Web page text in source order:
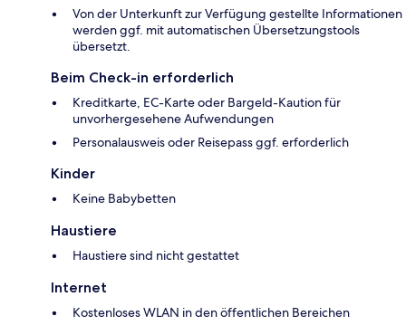
Von der Unterkunft zur Verfügung gestellte Informationen
werden ggf. mit automatischen Übersetzungstools
übersetzt.
Beim Check-in erforderlich
Kreditkarte, EC-Karte oder Bargeld-Kaution für
unvorhergesehene Aufwendungen
Personalausweis oder Reisepass ggf. erforderlich
Kinder
Keine Babybetten
Haustiere
Haustiere sind nicht gestattet
Internet
Kostenloses WLAN in den öffentlichen Bereichen